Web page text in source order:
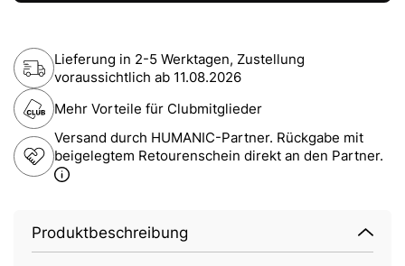
Lieferung in 2-5 Werktagen, Zustellung
voraussichtlich ab 11.08.2026
Mehr Vorteile für Clubmitglieder
Versand durch HUMANIC-Partner. Rückgabe mit
beigelegtem Retourenschein direkt an den Partner.
Produktbeschreibung